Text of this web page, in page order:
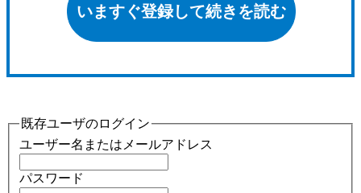
いますぐ登録して続きを読む
既存ユーザのログイン
ユーザー名またはメールアドレス
パスワード